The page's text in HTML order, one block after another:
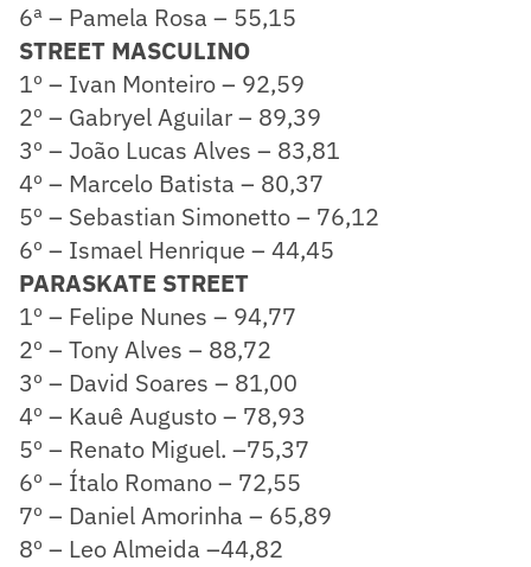
6ª – Pamela Rosa – 55,15
STREET MASCULINO
1º – Ivan Monteiro – 92,59
2º – Gabryel Aguilar – 89,39
3º – João Lucas Alves – 83,81
4º – Marcelo Batista – 80,37
5º – Sebastian Simonetto – 76,12
6º – Ismael Henrique – 44,45
PARASKATE STREET
1º – Felipe Nunes – 94,77
2º – Tony Alves – 88,72
3º – David Soares – 81,00
4º – Kauê Augusto – 78,93
5º – Renato Miguel. –75,37
6º – Ítalo Romano – 72,55
7º – Daniel Amorinha – 65,89
8º – Leo Almeida –44,82